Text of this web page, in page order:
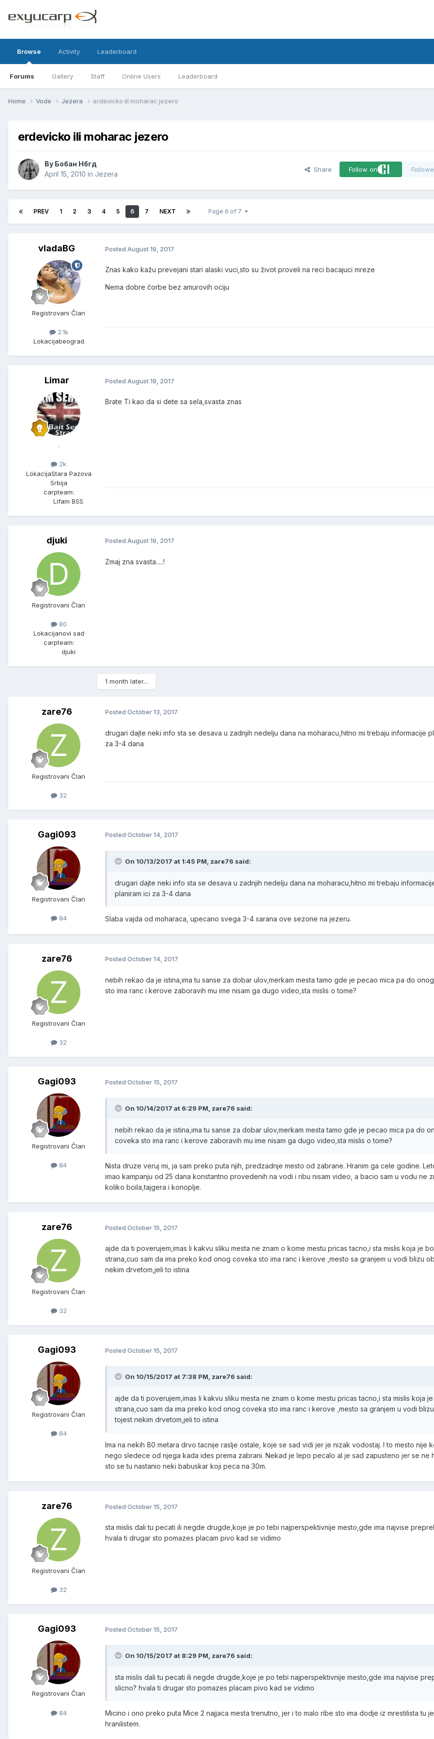
Browse
Forums Gallery Staff Online Users Leaderboard
Activity Leaderboard
Home Vode Jezera erdevicko ili moharac jezero
erdevicko ili moharac jezero
By Бобан Нбгд
April 15, 2010 in Jezera
Share Follow on
PREV 1 2 3 4 5 6 7 NEXT Page 6 of 7
vladaBG
Registrovani Član
2.1k
Lokacijabeograd
Posted August 19, 2017
Znas kako kažu prevejani stari alaski vuci,sto su život proveli na reci bacajuci mreze
Nema dobre čorbe bez amurovih ociju
Limar
.
2k
LokacijaStara Pazova
Srbija
carpteam:
Lifam BSS
Posted August 19, 2017
Brate Ti kao da si dete sa sela,svasta znas
djuki
Registrovani Član
80
Lokacijanovi sad
carpteam:
djuki
Posted August 19, 2017
Zmaj zna svasta.....!
1 month later...
zare76
Registrovani Član
32
Posted October 13, 2017
drugari dajte neki info sta se desava u zadnjih nedelju dana na moharacu,hitno mi trebaju informacije
za 3-4 dana
Gagi093
Registrovani Član
84
Posted October 14, 2017
On 10/13/2017 at 1:45 PM, zare76 said:
drugari dajte neki info sta se desava u zadnjih nedelju dana na moharacu,hitno mi trebaju
planiram ici za 3-4 dana
Slaba vajda od moharaca, upecano svega 3-4 sarana ove sezone na jezeru.
zare76
Registrovani Član
32
Posted October 14, 2017
nebih rekao da je istina,ima tu sanse za dobar ulov,merkam mesta tamo gde je pecao mica pa do
sto ima ranc i kerove zaboravih mu ime nisam ga dugo video,sta mislis o tome?
Gagi093
Registrovani Član
84
Posted October 15, 2017
On 10/14/2017 at 6:29 PM, zare76 said:
nebih rekao da je istina,ima tu sanse za dobar ulov,merkam mesta tamo gde je pecao mica pa do
coveka sto ima ranc i kerove zaboravih mu ime nisam ga dugo video,sta mislis o tome?
Nista druze veruj mi, ja sam preko puta njih, predzadnje mesto od zabrane. Hranim ga cele godine.
imao kampanju od 25 dana konstantno provedenih na vodi i ribu nisam video, a bacio sam u vodu ne
koliko boila,tajgera i konoplje.
zare76
Registrovani Član
32
Posted October 15, 2017
ajde da ti poverujem,imas li kakvu sliku mesta ne znam o kome mestu pricas tacno,i sta mislis koja je
strana,cuo sam da ima preko kod onog coveka sto ima ranc i kerove ,mesto sa granjem u vodi blizu
nekim drvetom,jeli to istina
Gagi093
Registrovani Član
84
Posted October 15, 2017
On 10/15/2017 at 7:38 PM, zare76 said:
ajde da ti poverujem,imas li kakvu sliku mesta ne znam o kome mestu pricas tacno,i sta mislis koja
strana,cuo sam da ima preko kod onog coveka sto ima ranc i kerove ,mesto sa granjem u vodi
tojest nekim drvetom,jeli to istina
Ima na nekih 80 metara drvo tacnije raslje ostale, koje se sad vidi jer je nizak vodostaj. I to mesto nije
nego sledece od njega kada ides prema zabrani. Nekad je lepo pecalo al je sad zapusteno jer se ne
sto se tu nastanio neki babuskar koji peca na 30m.
zare76
Registrovani Član
32
Posted October 15, 2017
sta mislis dali tu pecati ili negde drugde,koje je po tebi najperspektivnije mesto,gde ima najvise
hvala ti drugar sto pomazes placam pivo kad se vidimo
Gagi093
Registrovani Član
84
Posted October 15, 2017
On 10/15/2017 at 8:29 PM, zare76 said:
sta mislis dali tu pecati ili negde drugde,koje je po tebi najperspektivnije mesto,gde ima najvise
slicno? hvala ti drugar sto pomazes placam pivo kad se vidimo
Micino i ono preko puta Mice 2 najjaca mesta trenutno, jer i to malo ribe sto ima dodje iz mrestilista tu
hranilistem.